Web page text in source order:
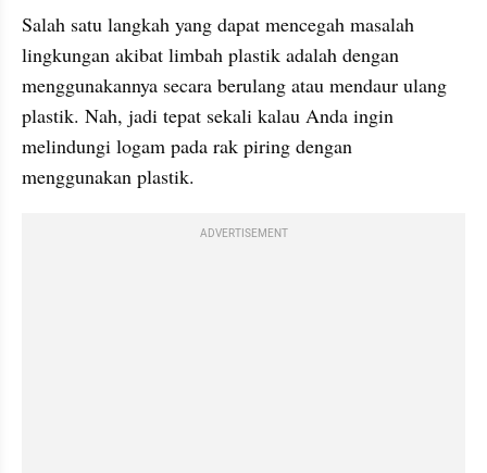
Salah satu langkah yang dapat mencegah masalah
lingkungan akibat limbah plastik adalah dengan
menggunakannya secara berulang atau mendaur ulang
plastik. Nah, jadi tepat sekali kalau Anda ingin
melindungi logam pada rak piring dengan
menggunakan plastik.
ADVERTISEMENT